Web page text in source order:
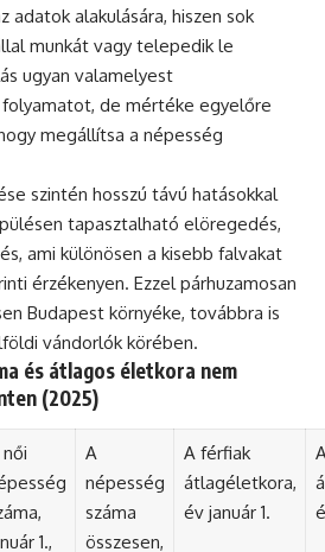
adatok alakulására, hiszen sok
munkát vagy telepedik le
ugyan valamelyest
de mértéke egyelőre
megállítsa a népesség
szintén hosszú távú hatásokkal
tapasztalható elöregedés,
ami különösen a kisebb falvakat
érzékenyen. Ezzel párhuzamosan
Budapest környéke, továbbra is
vándorlók körében.
és átlagos életkora nem
(2025)
1.,
A
népesség
száma
összesen,
A férfiak
átlagéletkora,
év január 1.